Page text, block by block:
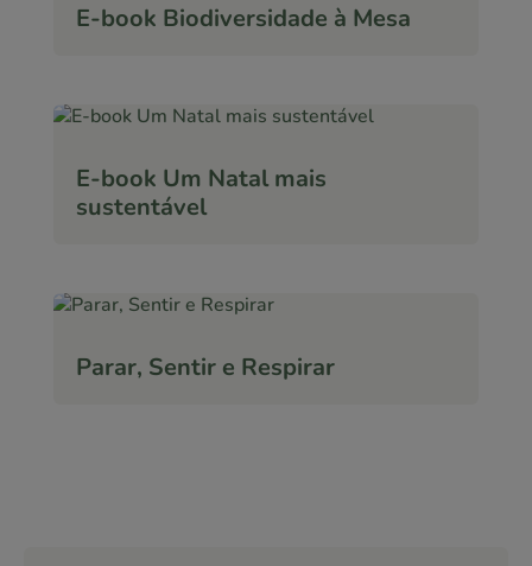
E-book Biodiversidade à Mesa
E-book Um Natal mais
sustentável
Parar, Sentir e Respirar